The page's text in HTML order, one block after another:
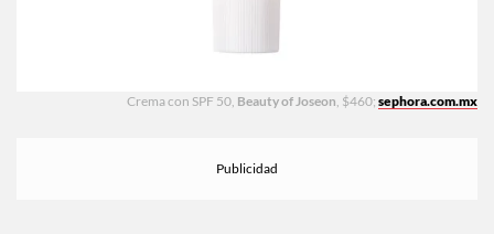
Crema con SPF 50, Beauty of Joseon , $460; sephora.com.mx